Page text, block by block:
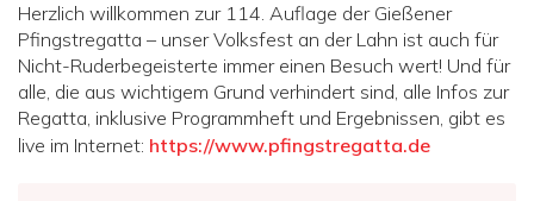
Herzlich willkommen zur 114. Auflage der Gießener
Pfingstregatta – unser Volksfest an der Lahn ist auch für
Nicht-Ruderbegeisterte immer einen Besuch wert! Und für
alle, die aus wichtigem Grund verhindert sind, alle Infos zur
Regatta, inklusive Programmheft und Ergebnissen, gibt es
live im Internet: https://www.pfingstregatta.de